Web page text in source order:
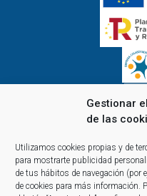
Gestionar
de las
Utilizamos cookies propias y de
para mostrarte publicidad
de tus hábitos de navegación (por
de cookies para más información.
Horario de
de 9.00 a
Reservas y
10:00 a